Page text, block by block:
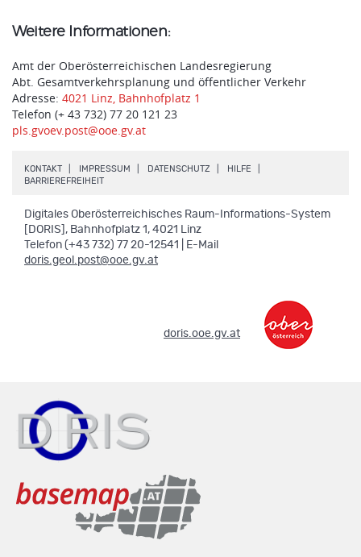
Weitere Informationen:
Amt der Oberösterreichischen Landesregierung
Abt. Gesamtverkehrsplanung und öffentlicher Verkehr
Adresse: 4021 Linz, Bahnhofplatz 1
Telefon (+ 43 732) 77 20 121 23
pls.gvoev.post@ooe.gv.at
KONTAKT IMPRESSUM DATENSCHUTZ HILFE
BARRIEREFREIHEIT.
Digitales Oberösterreichisches Raum-Informations-System
[DORIS], Bahnhofplatz 1, 4021 Linz
Telefon (+43 732) 77 20-12541 | E-Mail
doris.geol.post@ooe.gv.at
doris.ooe.gv.at.